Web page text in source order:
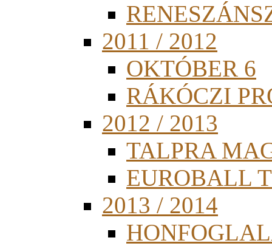
2011 / 2012
OKTÓBER 6
RÁKÓCZI
2012 / 2013
TALPRA
EUROBALL
2013 / 2014